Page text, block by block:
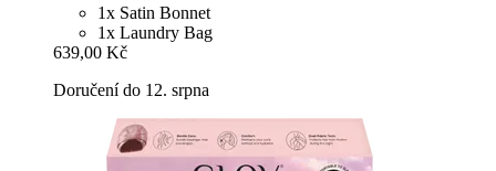
1x Satin Bonnet
1x Laundry Bag
639,00 Kč
Doručení do 12. srpna